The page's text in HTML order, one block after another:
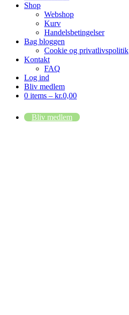
Shop
Webshop
Kurv
Handelsbetingelser
Bag bloggen
Cookie og privatlivspolitik
Kontakt
FAQ
Log ind
Bliv medlem
0 items – kr.0,00
Bliv medlem